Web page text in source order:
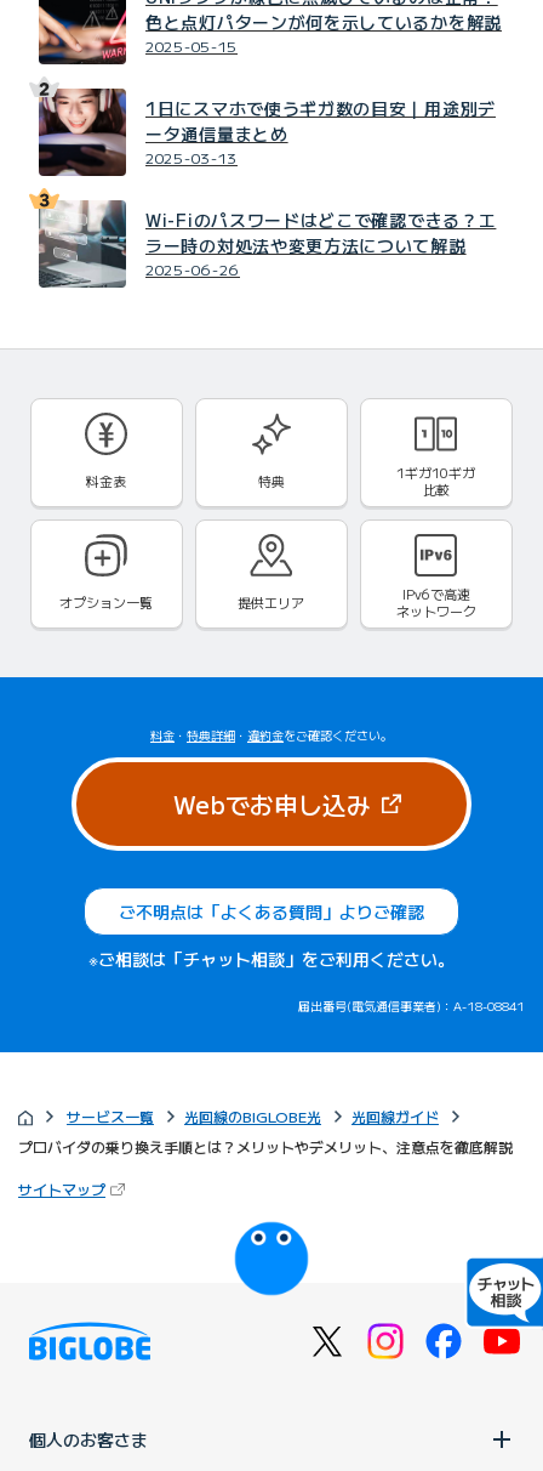
色と点灯パターンが何を示しているかを解説
2025-05-15
1日にスマホで使うギガ数の目安｜用途別デ
ータ通信量まとめ
2025-03-13
Wi-Fiのパスワードはどこで確認できる？エ
ラー時の対処法や変更方法について解説
2025-06-26
料金表 特典
1ギガ10ギガ
比較
オプション一覧 提供エリア IPv6で高速
ネットワーク
料金 ・ 特典詳細 ・ 違約金をご確認ください。
Webでお申し込み（新しいタブ
ご不明点は「よくある質問」よりご確認
※ご相談は「チャット相談」をご利用ください。
届出番号(電気通信事業者)：A-18-08841
サービス一覧 光回線のBIGLOBE光
光回線ガイド
プロバイダの乗り換え手順とは？メリットやデメリット、注意点を徹底解説
サイトマップ（新しいタブで開きます）
びっぷるのページ
個人のお客さま